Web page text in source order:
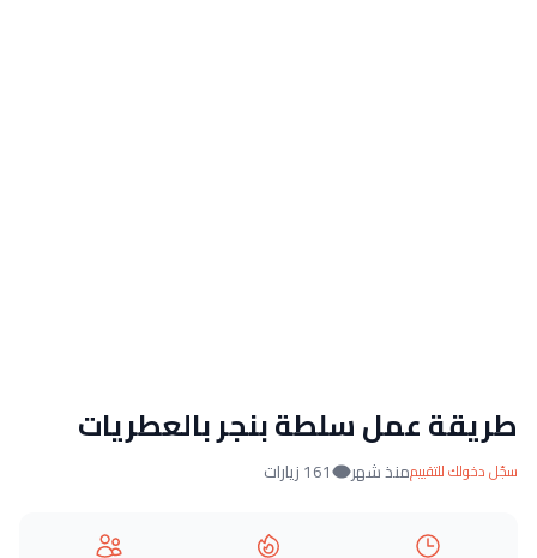
طريقة عمل سلطة بنجر بالعطريات
سجّل دخولك للتقييممنذ شهر 161 زيارات